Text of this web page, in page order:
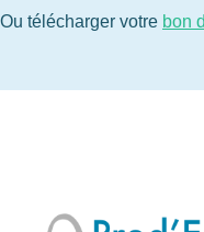
Ou télécharger votre bon